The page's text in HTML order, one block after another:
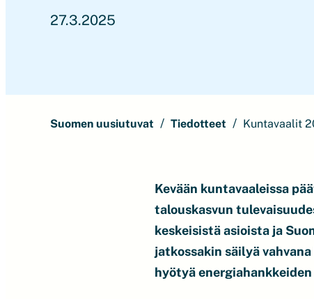
27.3.2025
Suomen uusiutuvat Tiedotteet Kuntavaalit
Kevään kuntavaaleissa
talouskasvun
keskeisistä asioista ja
jatkossakin säilyä
hyötyä